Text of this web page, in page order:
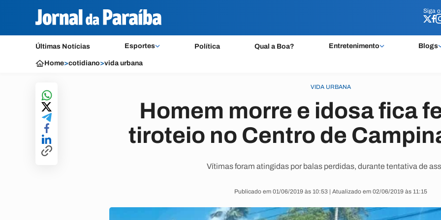
Siga o
Últimas Notícias Esportes Política Qual a Boa? Entretenimento Blogs
Siga o
Home>cotidiano>vida urbana
VIDA URBANA
Homem morre e idosa fica
tiroteio no Centro de
Vítimas foram atingidas por balas perdidas, durante tentativa de
Publicado em 01/06/2019 às 10:53 | Atualizado em 02/06/2019 às 11:15